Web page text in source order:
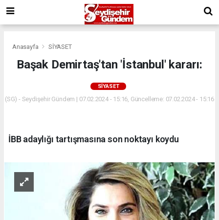
Anasayfa SİYASET
Başak Demirtaş'tan 'İstanbul' kararı:
SİYASET
(SG) - Seydişehir Gündem | 07.02.2024 - 15:16, Güncelleme: 07.02.2024 - 15:16
İBB adaylığı tartışmasına son noktayı koydu